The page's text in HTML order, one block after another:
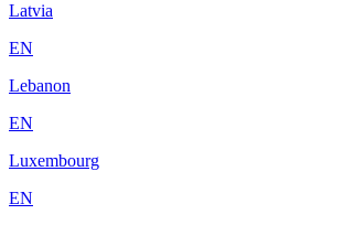
Latvia
EN
Lebanon
EN
Luxembourg
EN